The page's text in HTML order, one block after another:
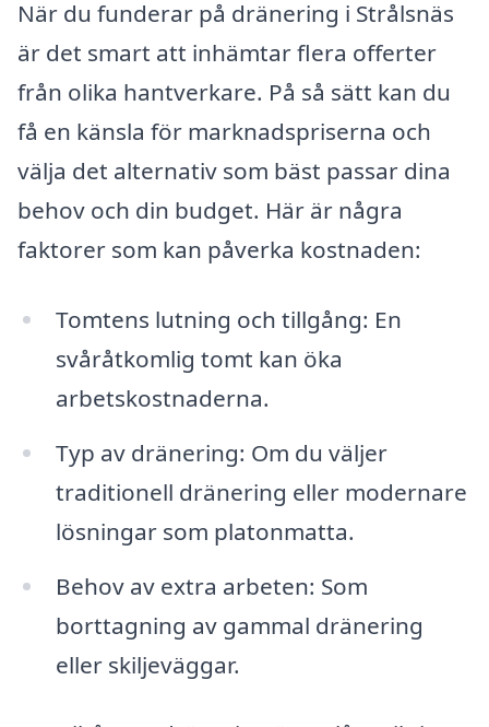
När du funderar på dränering i Strålsnäs
är det smart att inhämtar flera offerter
från olika hantverkare. På så sätt kan du
få en känsla för marknadspriserna och
välja det alternativ som bäst passar dina
behov och din budget. Här är några
faktorer som kan påverka kostnaden:
Tomtens lutning och tillgång: En
svåråtkomlig tomt kan öka
arbetskostnaderna.
Typ av dränering: Om du väljer
traditionell dränering eller modernare
lösningar som platonmatta.
Behov av extra arbeten: Som
borttagning av gammal dränering
eller skiljeväggar.